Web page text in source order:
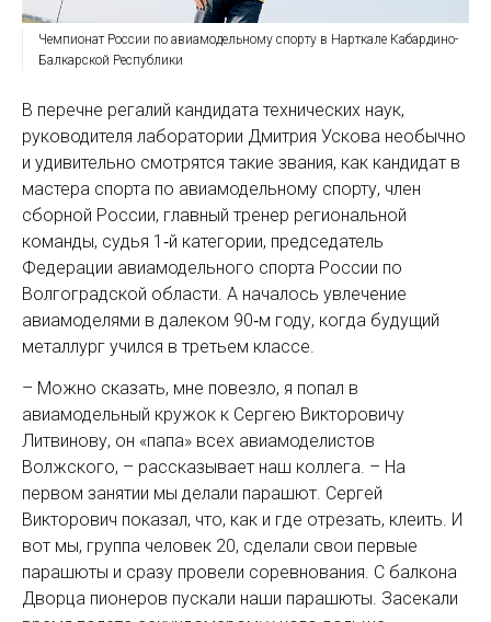
Чемпионат России по авиамодельному спорту в Нарткале Кабардино-
Балкарской Республики
В перечне регалий кандидата технических наук,
руководителя лаборатории Дмитрия Ускова необычно
и удивительно смотрятся такие звания, как кандидат в
мастера спорта по авиамодельному спорту, член
сборной России, главный тренер региональной
команды, судья 1‑й категории, председатель
Федерации авиамодельного спорта России по
Волгоградской области. А началось увлечение
авиамоделями в далеком 90‑м году, когда будущий
металлург учился в третьем классе.
– Можно сказать, мне повезло, я попал в
авиамодельный кружок к Сергею Викторовичу
Литвинову, он «папа» всех авиамоделистов
Волжского, – рассказывает наш коллега. – На
первом занятии мы делали парашют. Сергей
Викторович показал, что, как и где отрезать, клеить. И
вот мы, группа человек 20, сделали свои первые
парашюты и сразу провели соревнования. С балкона
Дворца пионеров пускали наши парашюты. Засекали